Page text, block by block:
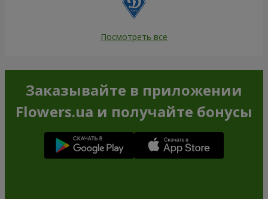
Посмотреть все
Заказывайте в приложении
Flowers.ua и получайте бонусы